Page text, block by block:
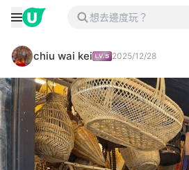
chiu wai kei 2025/12/28